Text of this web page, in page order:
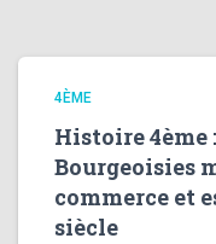
4ÈME
Histoire 4ème
Bourgeoisies
commerce et
siècle